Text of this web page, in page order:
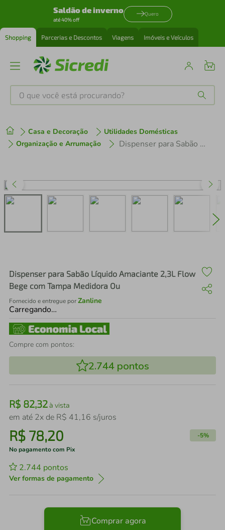
Saldão de inverno
até 40% off
Quero
Shopping Parcerias e Descontos Viagens Imóveis e Veículos
O que você está procurando?
Casa e Decoração
Utilidades Domésticas
Organização e Arrumação
Dispenser para Sabão Líquido Amaciante 2,3L Flow Bege com Tampa Medidora Ou
Dispenser para Sabão Líquido Amaciante 2,3L Flow
Bege com Tampa Medidora Ou
Fornecido e entregue porZanline
Carregando…
Compre com pontos:
2.744pontos
R$ 82,32à vista
em até 2x de R$ 41,16 s/juros
R$ 78,20 -5%
No pagamento com Pix
2.744 pontos
Ver formas de pagamento
Comprar agora
1º tenis
3º perfume